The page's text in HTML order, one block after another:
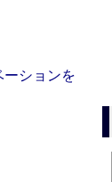
ションを